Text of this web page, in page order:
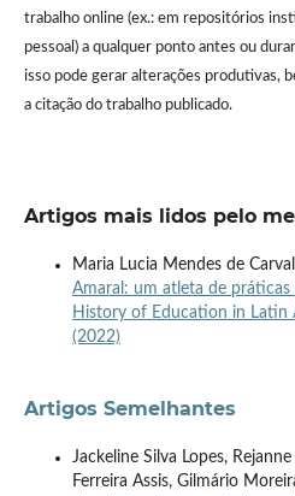
trabalho online (ex.: em repositórios
pessoal) a qualquer ponto antes ou
isso pode gerar alterações produtivas,
a citação do trabalho publicado.
Artigos mais lidos pelo
Maria Lucia Mendes de
Amaral: um atleta de práticas
History of Education in Latin
(2022)
Artigos Semelhantes
Jackeline Silva Lopes,
Ferreira Assis, Gilmário